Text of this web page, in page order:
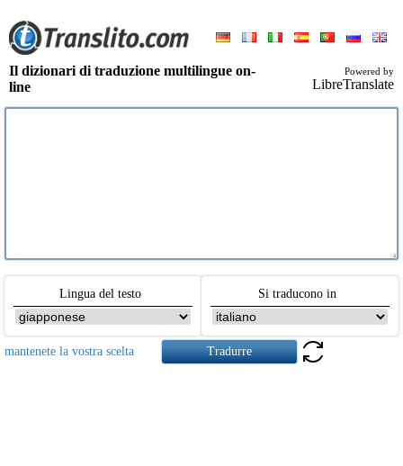
Il dizionari di traduzione multilingue on-
line
Powered by
LibreTranslate
Lingua del testo Si traducono in
mantenete la vostra scelta